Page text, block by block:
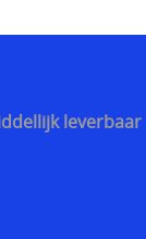
leverbaar